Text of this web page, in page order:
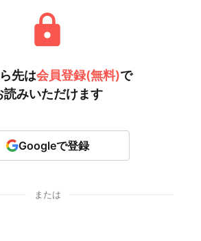
先は会員登録(無料)で
読みいただけます
Googleで登録
または